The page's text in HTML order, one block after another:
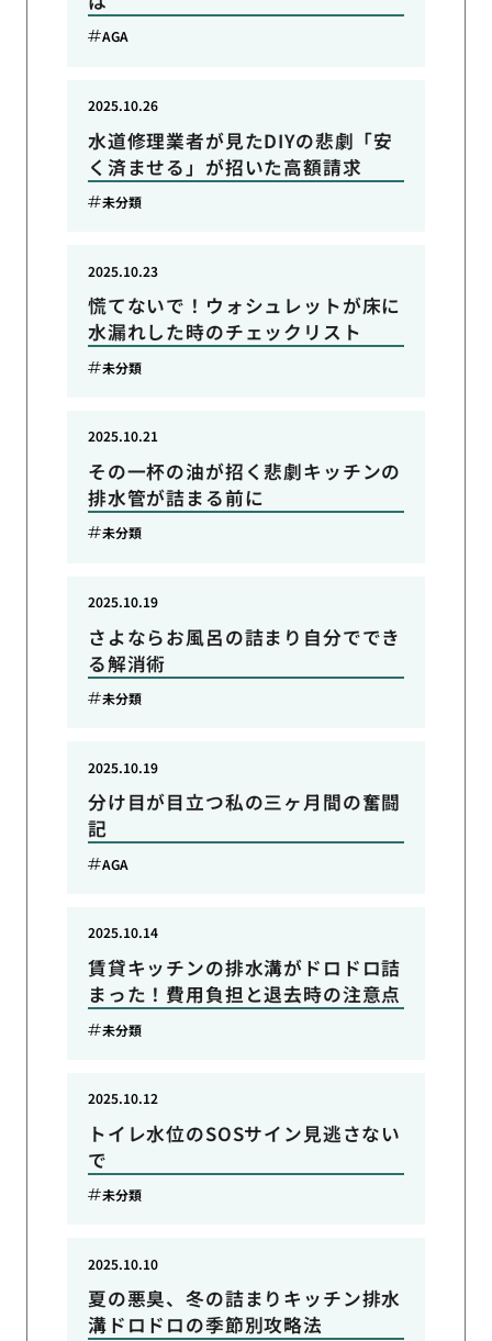
AGA
水道修理業者が見たDIYの悲劇「安
く済ませる」が招いた高額請求
2025.10.26
未分類
慌てないで！ウォシュレットが床に
水漏れした時のチェックリスト
2025.10.23
未分類
その一杯の油が招く悲劇キッチンの
排水管が詰まる前に
2025.10.21
未分類
さよならお風呂の詰まり自分ででき
る解消術
2025.10.19
未分類
分け目が目立つ私の三ヶ月間の奮闘
記
2025.10.19
AGA
賃貸キッチンの排水溝がドロドロ詰
まった！費用負担と退去時の注意点
2025.10.14
未分類
トイレ水位のSOSサイン見逃さない
で
2025.10.12
未分類
夏の悪臭、冬の詰まりキッチン排水
溝ドロドロの季節別攻略法
2025.10.10